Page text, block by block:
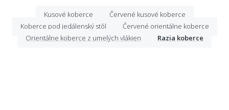
Kusové koberce
Červené kusové koberce
Koberce pod jedálenský stôl
Červené orientálne koberce
Orientálne koberce z umelých vlákien
Razia koberce